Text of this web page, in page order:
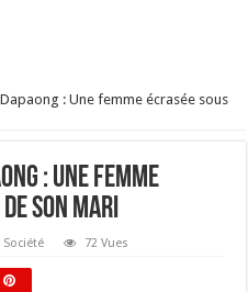
: Une femme écrasée sous
: Une femme
son mari
Société 72 Vues